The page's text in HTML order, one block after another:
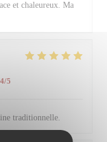
et chaleureux. Ma
4/5
traditionnelle.